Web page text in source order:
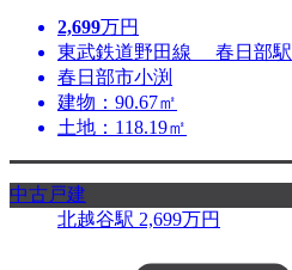
2,699万円
東武鉄道野田線 春日部駅
春日部市小渕
建物：90.67㎡
土地：118.19㎡
中古戸建
北越谷駅 2,699万円